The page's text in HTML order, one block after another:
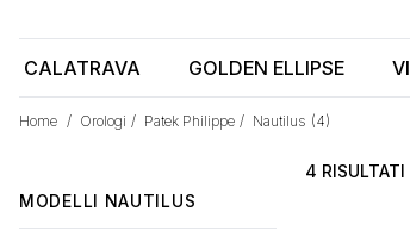
Home / Orologi / Patek Philippe / Nautilus (4)
CALATRAVA GOLDEN ELLIPSE
4 RISULTATI
MODELLI NAUTILUS